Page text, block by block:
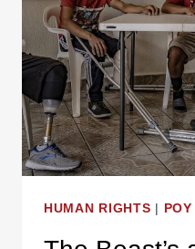
HUMAN RIGHTS |